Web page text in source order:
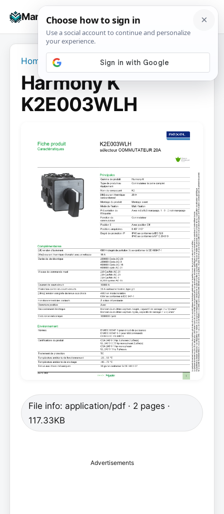
Manuals+
☰
Home Harmony K K2E003WLH
Harmony K
K2E003WLH
File info: application/pdf · 2 pages ·
117.33KB
Advertisements